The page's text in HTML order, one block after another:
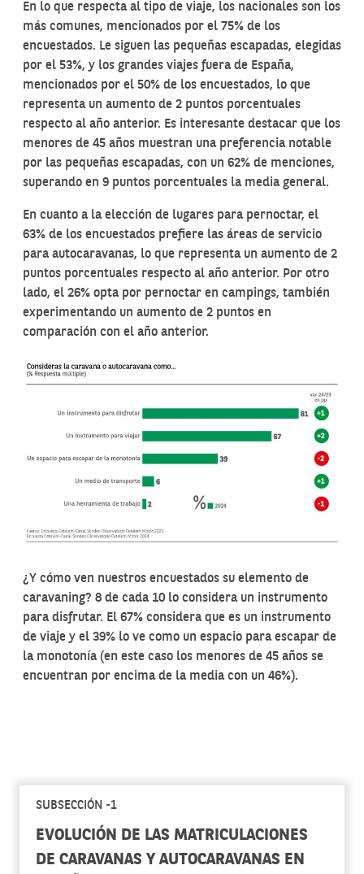
En lo que respecta al tipo de viaje, los nacionales son los
más comunes, mencionados por el 75% de los
encuestados. Le siguen las pequeñas escapadas, elegidas
por el 53%, y los grandes viajes fuera de España,
mencionados por el 50% de los encuestados, lo que
representa un aumento de 2 puntos porcentuales
respecto al año anterior. Es interesante destacar que los
menores de 45 años muestran una preferencia notable
por las pequeñas escapadas, con un 62% de menciones,
superando en 9 puntos porcentuales la media general.
En cuanto a la elección de lugares para pernoctar, el
63% de los encuestados prefiere las áreas de servicio
para autocaravanas, lo que representa un aumento de 2
puntos porcentuales respecto al año anterior. Por otro
lado, el 26% opta por pernoctar en campings, también
experimentando un aumento de 2 puntos en
comparación con el año anterior.
¿Y cómo ven nuestros encuestados su elemento de
caravaning? 8 de cada 10 lo considera un instrumento
para disfrutar. El 67% considera que es un instrumento
de viaje y el 39% lo ve como un espacio para escapar de
la monotonía (en este caso los menores de 45 años se
encuentran por encima de la media con un 46%).
SUBSECCIÓN -1
EVOLUCIÓN DE LAS MATRICULACIONES
DE CARAVANAS Y AUTOCARAVANAS EN